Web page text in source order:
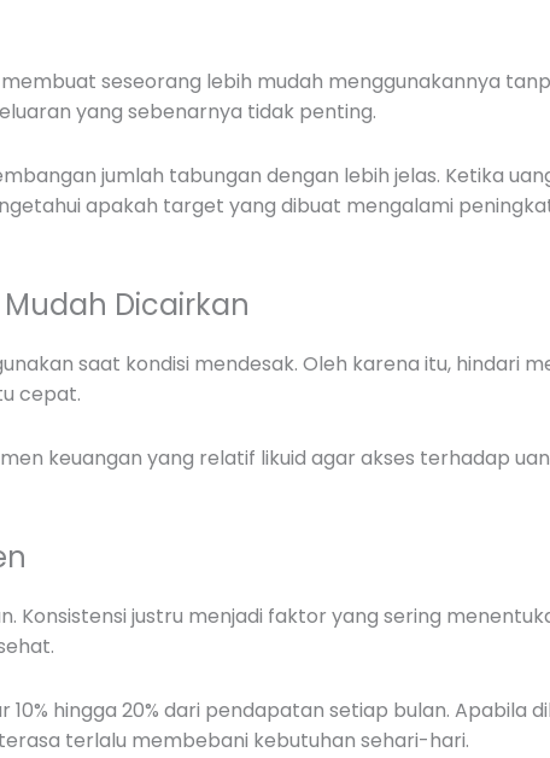
seseorang lebih mudah menggunakannya
yang sebenarnya tidak penting.
jumlah tabungan dengan lebih jelas. Ketika
apakah target yang dibuat mengalami
Dicairkan
saat kondisi mendesak. Oleh karena itu, hindari
cepat.
keuangan yang relatif likuid agar akses terhadap
Konsistensi justru menjadi faktor yang sering
hingga 20% dari pendapatan setiap bulan. Apabila
terlalu membebani kebutuhan sehari-hari.